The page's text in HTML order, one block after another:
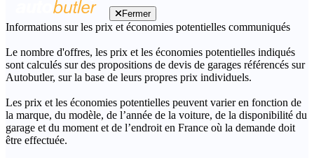
Fermer
Informations sur les prix et économies potentielles communiqués
Le nombre d'offres, les prix et les économies potentielles indiqués
sont calculés sur des propositions de devis de garages référencés sur
Autobutler, sur la base de leurs propres prix individuels.
Les prix et les économies potentielles peuvent varier en fonction de
la marque, du modèle, de l’année de la voiture, de la disponibilité du
garage et du moment et de l’endroit en France où la demande doit
être effectuée.